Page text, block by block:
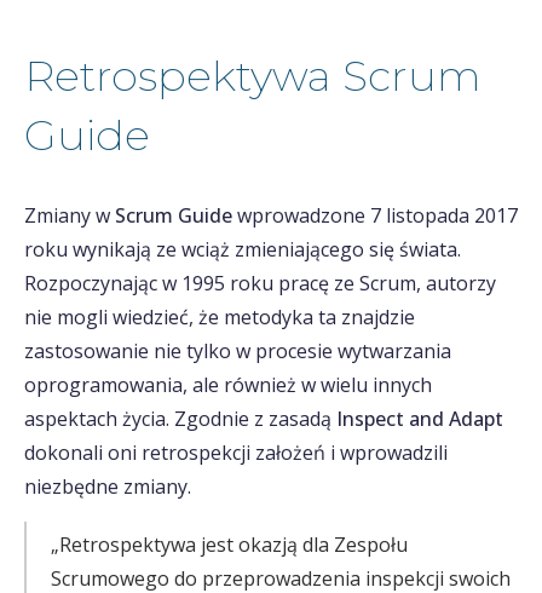
Retrospektywa Scrum
Guide
Zmiany w Scrum Guidewprowadzone 7 listopada 2017
roku wynikają ze wciąż zmieniającego się świata.
Rozpoczynając w 1995 roku pracę ze Scrum, autorzy
nie mogli wiedzieć, że metodyka ta znajdzie
zastosowanie nie tylko w procesie wytwarzania
oprogramowania, ale również w wielu innych
aspektach życia. Zgodnie z zasadą Inspect and Adapt
dokonali oni retrospekcji założeń i wprowadzili
niezbędne zmiany.
„Retrospektywa jest okazją dla Zespołu
Scrumowego do przeprowadzenia inspekcji swoich